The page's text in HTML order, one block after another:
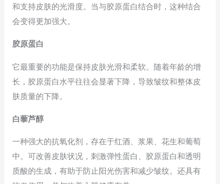
和支持皮肤的光滑度。当与胶原蛋白结合时，这种结合
会变得更加强大。
胶原蛋白
它最重要的功能是保持皮肤光滑和柔软。随着年龄的增
长，胶原蛋白水平往往会显著下降，导致皱纹和整体皮
肤质量的下降。
白藜芦醇
一种强大的抗氧化剂，存在于红酒、浆果、花生和葡萄
中。可改善皮肤状况，刺激弹性蛋白、胶原蛋白和透明
质酸的生成，有助于防止阳光伤害和减少皱纹。还具有